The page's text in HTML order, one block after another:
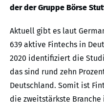
der der Gruppe Börse
Aktuell gibt es laut
639 aktive Fintechs in
2020 identifiziert die
das sind rund zehn
Deutschland. Somit ist
die zweitstärkste